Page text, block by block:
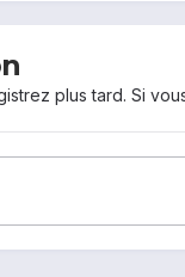
plus tard. Si